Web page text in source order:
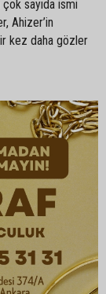
sayıda ismi
Ahizer’in
kez daha gözler